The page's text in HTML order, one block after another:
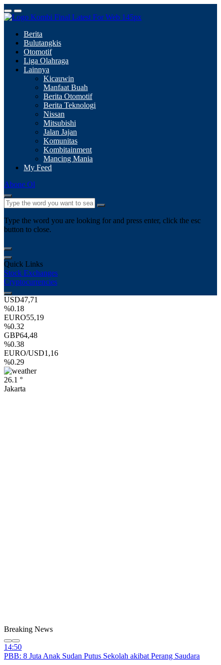
Berita
Bulutangkis
Otomotif
Liga Olahraga
Lainnya
Kicauwin
Manfaat Buah
Berita Otomotif
Berita Teknologi
Nissan
Mitsubishi
Jalan Jajan
Komunitas
Kombitainment
Mancing Mania
My Feed
Abone Ol
Type the word you are looking for and press enter, click the esc
button to close.
Quick Links
Stock Exchanges
Cryptocurrencies
USD47,71
%0.18
EURO55,19
%0.32
GBP64,48
%0.38
EURO/USD1,16
%0.29
26.1 °
Jakarta
Breaking News
14:50
PBB: 8 Juta Anak Sudan Putus Sekolah akibat Perang Saudara